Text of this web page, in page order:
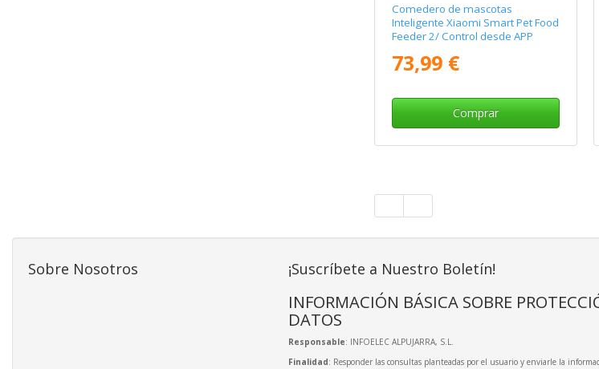
Comedero de mascotas
Inteligente Xiaomi Smart Pet Food
Feeder 2/ Control desde APP
73,99 €
Comprar
Sobre Nosotros ¡Suscríbete a Nuestro Boletín!
INFORMACIÓN BÁSICA SOBRE
DATOS
Responsable: INFOELEC ALPUJARRA, S.L.
Finalidad: Responder las consultas planteadas por el usuario y enviarle la